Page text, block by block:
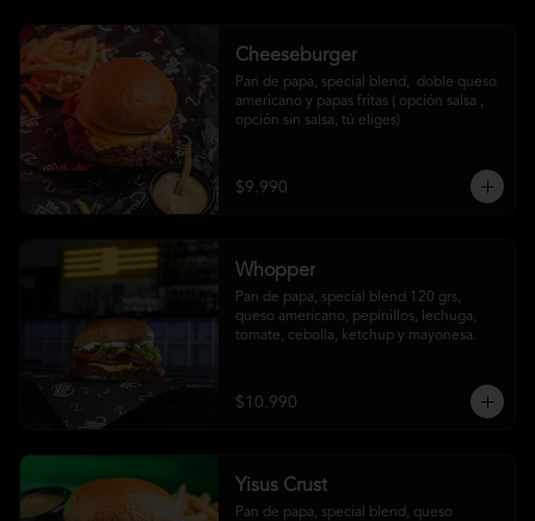
Cheeseburger
Pan de papa, special blend,  doble queso
americano y papas fritas ( opción salsa ,
opción sin salsa, tú eliges)
$9.990
Whopper
Pan de papa, special blend 120 grs,
queso americano, pepinillos, lechuga,
tomate, cebolla, ketchup y mayonesa.
$10.990
Yisus Crust
Pan de papa, special blend, queso